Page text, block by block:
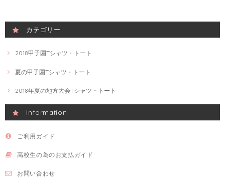
カテゴリー
2018甲子園Tシャツ・トート
夏の甲子園Tシャツ・トート
2018年夏の地方大会Tシャツ・トート
Information
ご利用ガイド
高校生の為のお支払ガイド
お問い合わせ